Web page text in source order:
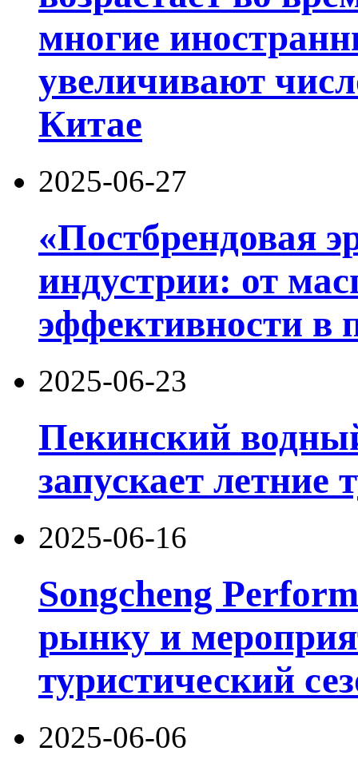
многие
увеличивают
Китае
2025-06-27
«Постбрендовая
индустрии: от
эффективности в
2025-06-23
Пекинский
запускает летние
2025-06-16
Songcheng
рынку и
туристический
2025-06-06